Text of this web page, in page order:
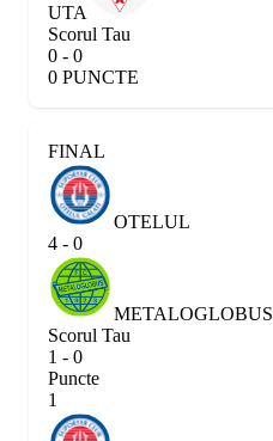
UTA
Scorul Tau
0 - 0
0 PUNCTE
FINAL
OTELUL
4 - 0
METALOGLOBUS
Scorul Tau
1 - 0
Puncte
1